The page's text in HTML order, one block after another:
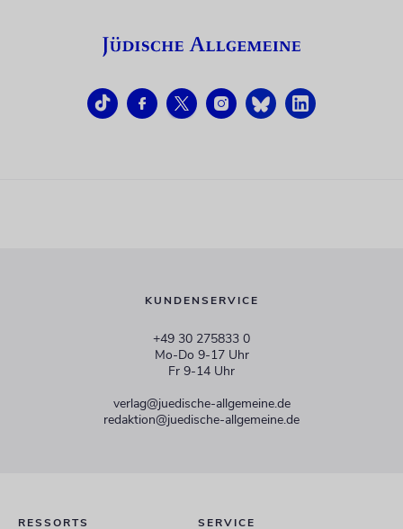
KUNDENSERVICE
+49 30 275833 0
Mo-Do 9-17 Uhr
Fr 9-14 Uhr
verlag@juedische-allgemeine.de
redaktion@juedische-allgemeine.de
RESSORTS SERVICE